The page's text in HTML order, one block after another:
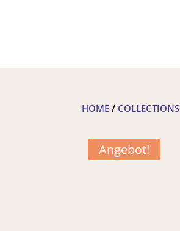
HOME / COLLECTIONS
Angebot!